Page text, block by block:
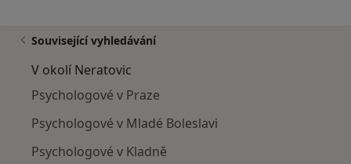
Související vyhledávání
V okolí Neratovic
Psychologové v Praze
Psychologové v Mladé Boleslavi
Psychologové v Kladně